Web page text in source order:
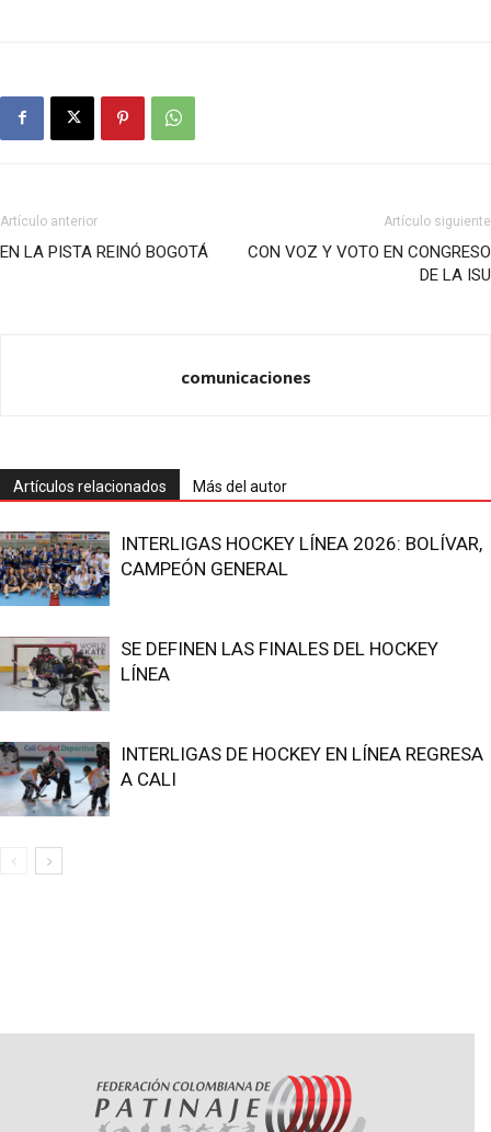
Artículo anterior
EN LA PISTA REINÓ BOGOTÁ
Artículo siguiente
CON VOZ Y VOTO EN CONGRESO
DE LA ISU
comunicaciones
Artículos relacionados Más del autor
INTERLIGAS HOCKEY LÍNEA 2026: BOLÍVAR,
CAMPEÓN GENERAL
SE DEFINEN LAS FINALES DEL HOCKEY
LÍNEA
INTERLIGAS DE HOCKEY EN LÍNEA REGRESA
A CALI